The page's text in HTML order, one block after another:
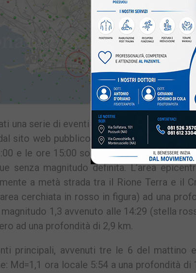
una serie di eventi sismici in sequenza e,
sito web pubblico dell’Osservatorio
e le ore 15:00 sono avvenute 11 scosse
senza magnitudo definita. L’area
a metà strada tra il Rione Terra e il
cerchiata in rosso in figura) ad una
1,3 avvenuto alle 14:29 (stella
ad una profondità di 2,9 km.
principali, avvenuti tre le 6 del mattino
Md=1,1 ora locale 5:54 a una profondità di